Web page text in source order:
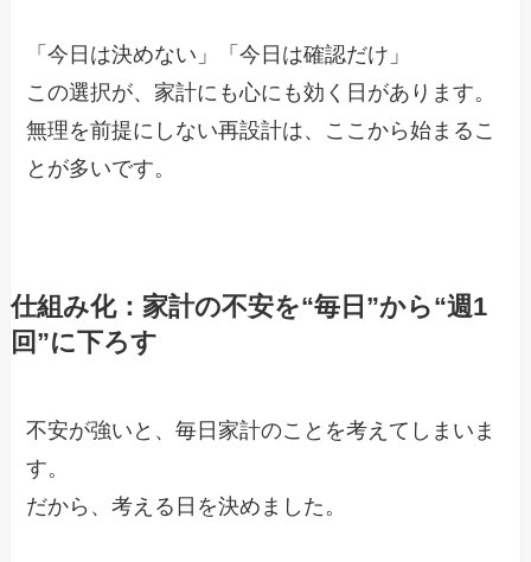
「今日は決めない」「今日は確認だけ」
この選択が、家計にも心にも効く日があります。
無理を前提にしない再設計は、ここから始まるこ
とが多いです。
仕組み化：家計の不安を“毎日”から“週1
回”に下ろす
不安が強いと、毎日家計のことを考えてしまいま
す。
だから、考える日を決めました。